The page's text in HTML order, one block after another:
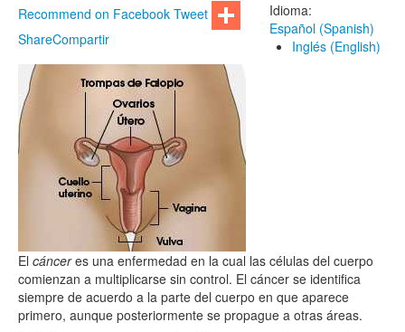
Idioma:
Español (Spanish)
Inglés (English)
Recommend on Facebook Tweet
ShareCompartir
El cánceres una enfermedad en la cual las células del cuerpo
comienzan a multiplicarse sin control. El cáncer se identifica
siempre de acuerdo a la parte del cuerpo en que aparece
primero, aunque posteriormente se propague a otras áreas.